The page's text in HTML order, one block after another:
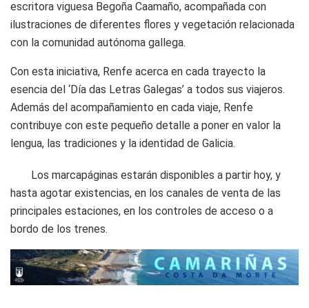
escritora viguesa Begoña Caamaño, acompañada con
ilustraciones de diferentes flores y vegetación relacionada
con la comunidad autónoma gallega.
Con esta iniciativa, Renfe acerca en cada trayecto la
esencia del ‘Día das Letras Galegas’ a todos sus viajeros.
Además del acompañamiento en cada viaje, Renfe
contribuye con este pequeño detalle a poner en valor la
lengua, las tradiciones y la identidad de Galicia.
Los marcapáginas estarán disponibles a partir hoy, y
hasta agotar existencias, en los canales de venta de las
principales estaciones, en los controles de acceso o a
bordo de los trenes.